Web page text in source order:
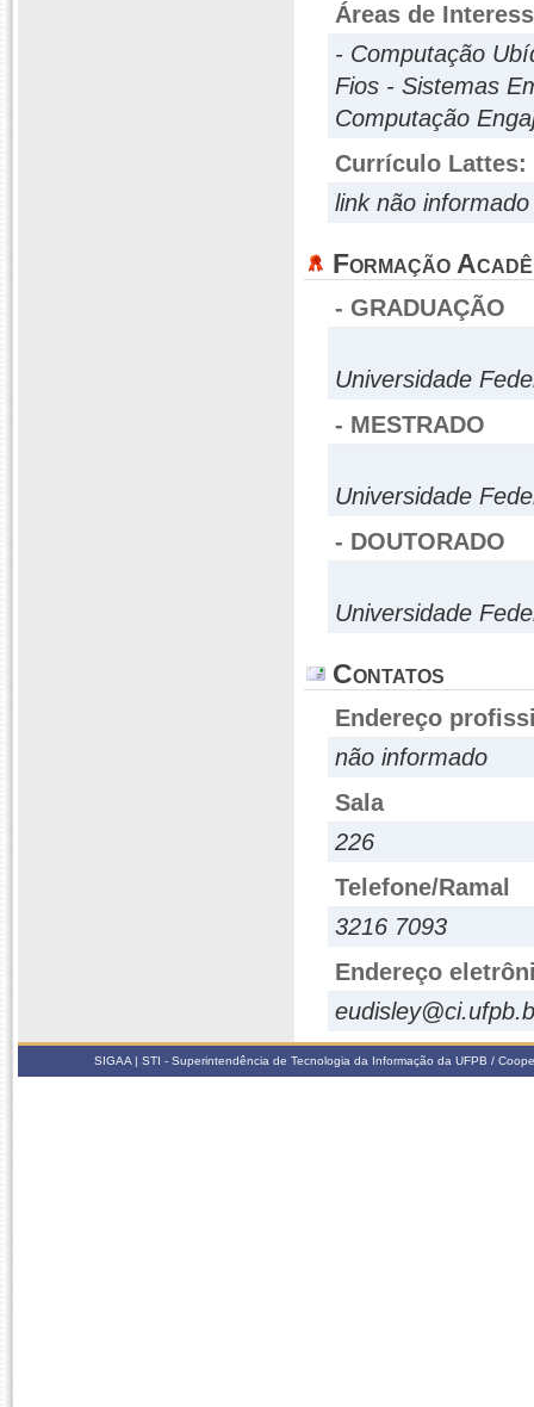
Áreas de
- Computação
Fios - Sistemas
Computação
Currículo Lattes:
link não informado
Formação
- GRADUAÇÃO
Universidade
- MESTRADO
Universidade
- DOUTORADO
Universidade
Contatos
Endereço
não informado
Sala
226
Telefone/Ramal
3216 7093
Endereço
SIGAA | STI - Superintendência de Tecnologia da Informação da UFPB /